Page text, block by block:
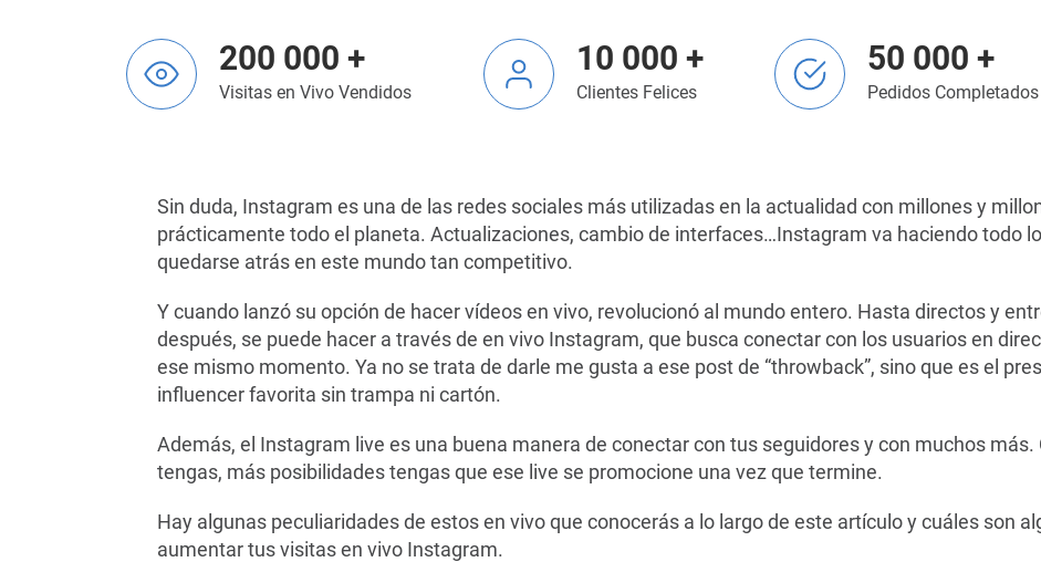
200 000 +
Visitas en Vivo Vendidos
10 000 +
Clientes Felices
50 000 +
Pedidos Completados
Sin duda, Instagram es una de las redes sociales más utilizadas en la actualidad con millones y
prácticamente todo el planeta. Actualizaciones, cambio de interfaces…Instagram va haciendo todo
quedarse atrás en este mundo tan competitivo.
Y cuando lanzó su opción de hacer vídeos en vivo, revolucionó al mundo entero. Hasta directos y
después, se puede hacer a través de en vivo Instagram, que busca conectar con los usuarios en
ese mismo momento. Ya no se trata de darle me gusta a ese post de “throwback”, sino que es el
influencer favorita sin trampa ni cartón.
Además, el Instagram live es una buena manera de conectar con tus seguidores y con muchos
tengas, más posibilidades tengas que ese live se promocione una vez que termine.
Hay algunas peculiaridades de estos en vivo que conocerás a lo largo de este artículo y cuáles son
aumentar tus visitas en vivo Instagram.